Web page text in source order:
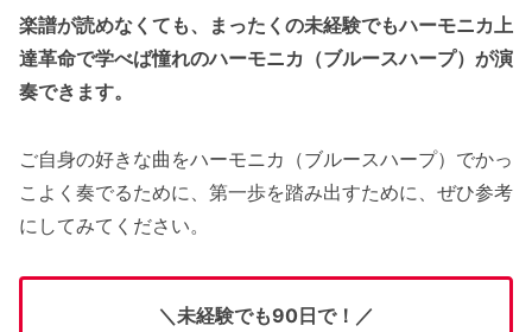
楽譜が読めなくても、まったくの未経験でもハーモニカ上
達革命で学べば憧れのハーモニカ（ブルースハープ）が演
奏できます。
ご自身の好きな曲をハーモニカ（ブルースハープ）でかっ
こよく奏でるために、第一歩を踏み出すために、ぜひ参考
にしてみてください。
＼未経験でも90日で！／